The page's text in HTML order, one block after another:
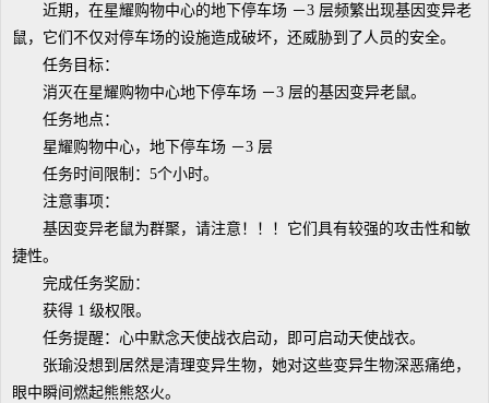
近期，在星耀购物中心的地下停车场 －3 层频繁出现基因变异老
鼠，它们不仅对停车场的设施造成破坏，还威胁到了人员的安全。
任务目标：
消灭在星耀购物中心地下停车场 －3 层的基因变异老鼠。
任务地点：
星耀购物中心，地下停车场 －3 层
任务时间限制：5个小时。
注意事项：
基因变异老鼠为群聚，请注意！！！它们具有较强的攻击性和敏
捷性。
完成任务奖励：
获得 1 级权限。
任务提醒：心中默念天使战衣启动，即可启动天使战衣。
张瑜没想到居然是清理变异生物，她对这些变异生物深恶痛绝，
眼中瞬间燃起熊熊怒火。